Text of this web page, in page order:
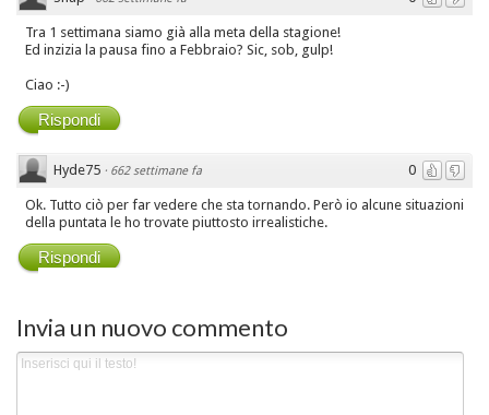
Tra 1 settimana siamo già alla meta della stagione!
Ed inzizia la pausa fino a Febbraio? Sic, sob, gulp!
Ciao :-)
Rispondi
0
Hyde75 · 662 settimane fa
Ok. Tutto ciò per far vedere che sta tornando. Però io alcune situazioni
della puntata le ho trovate piuttosto irrealistiche.
Rispondi
Invia un nuovo commento